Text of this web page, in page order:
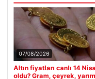
07/08/2026
Altın fiyatları canlı 14
oldu? Gram, çeyrek,